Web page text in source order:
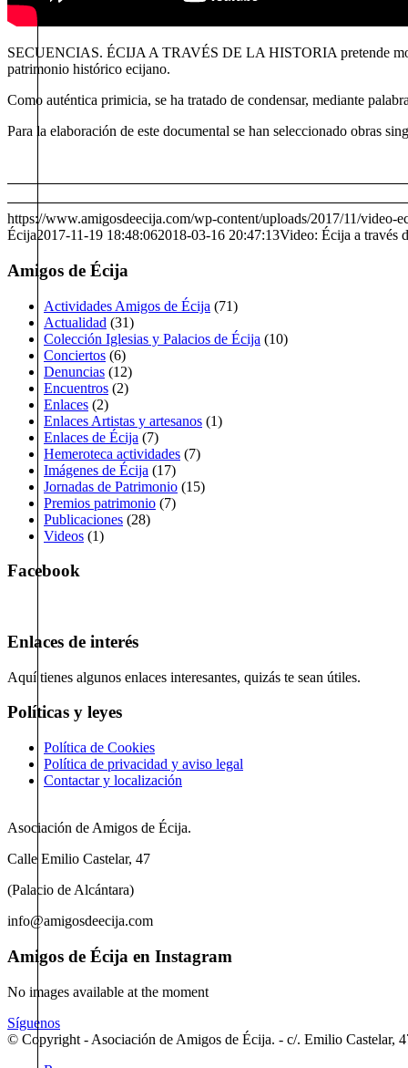
SECUENCIAS. ÉCIJA A TRAVÉS DE LA HISTORIA pretende
patrimonio histórico ecijano.
Como auténtica primicia, se ha tratado de condensar, mediante
Para la elaboración de este documental se han seleccionado obras
https://www.amigosdeecija.com/wp-content/uploads/2017/11/video-
Écija2017-11-19 18:48:062018-03-16 20:47:13Video: Écija a través
Amigos de Écija
Actividades Amigos de Écija (71)
Actualidad (31)
Colección Iglesias y Palacios de Écija (10)
Conciertos (6)
Denuncias (12)
Encuentros (2)
Enlaces (2)
Enlaces Artistas y artesanos (1)
Enlaces de Écija (7)
Hemeroteca actividades (7)
Imágenes de Écija (17)
Jornadas de Patrimonio (15)
Premios patrimonio (7)
Publicaciones (28)
Videos (1)
Facebook
Enlaces de interés
Aquí tienes algunos enlaces interesantes, quizás te sean útiles.
Políticas y leyes
Política de Cookies
Política de privacidad y aviso legal
Contactar y localización
Asociación de Amigos de Écija.
Calle Emilio Castelar, 47
(Palacio de Alcántara)
info@amigosdeecija.com
Amigos de Écija en Instagram
No images available at the moment
Síguenos
© Copyright - Asociación de Amigos de Écija. - c/. Emilio Castelar,